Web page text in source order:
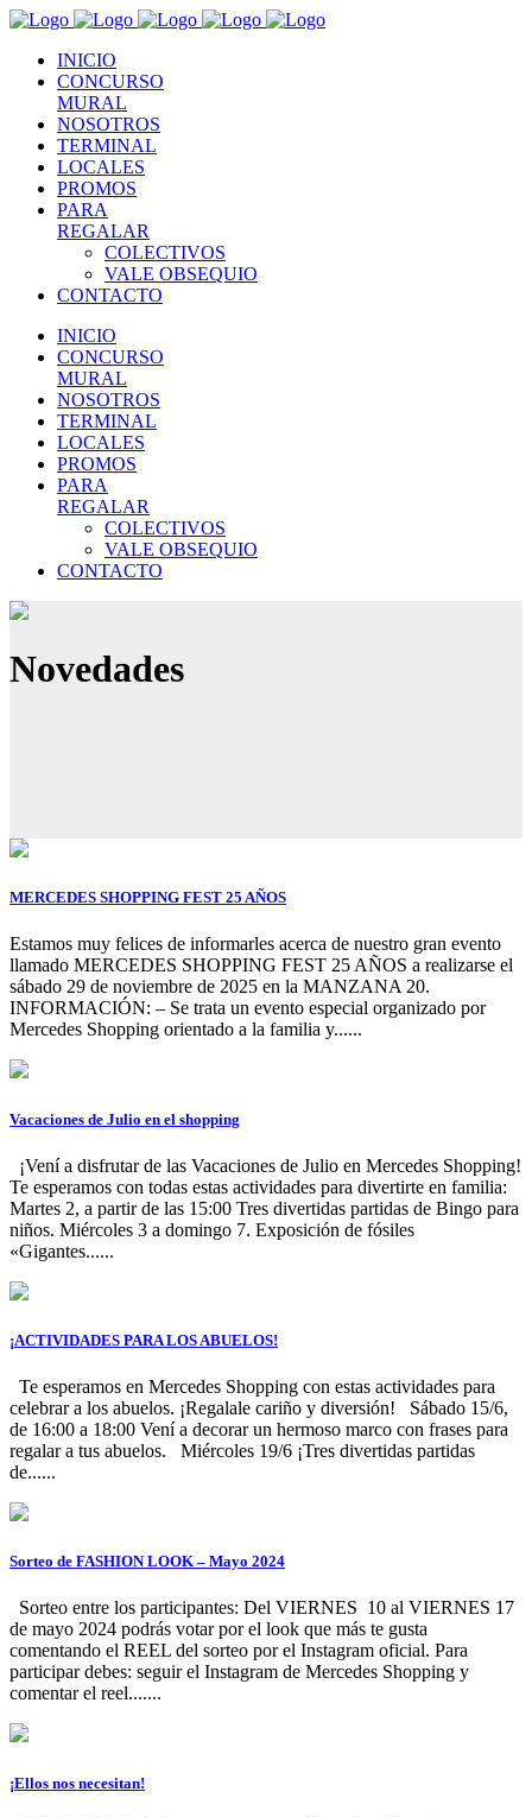
INICIO
CONCURSO
MURAL
NOSOTROS
TERMINAL
LOCALES
PROMOS
PARA
REGALAR
COLECTIVOS
VALE OBSEQUIO
CONTACTO
INICIO
CONCURSO
MURAL
NOSOTROS
TERMINAL
LOCALES
PROMOS
PARA
REGALAR
COLECTIVOS
VALE OBSEQUIO
CONTACTO
Novedades
MERCEDES SHOPPING FEST 25 AÑOS
Estamos muy felices de informarles acerca de nuestro gran evento
llamado MERCEDES SHOPPING FEST 25 AÑOS a realizarse el
sábado 29 de noviembre de 2025 en la MANZANA 20.
INFORMACIÓN: – Se trata un evento especial organizado por
Mercedes Shopping orientado a la familia y......
Vacaciones de Julio en el shopping
¡Vení a disfrutar de las Vacaciones de Julio en Mercedes Shopping!
Te esperamos con todas estas actividades para divertirte en familia:
Martes 2, a partir de las 15:00 Tres divertidas partidas de Bingo para
niños. Miércoles 3 a domingo 7. Exposición de fósiles
«Gigantes......
¡ACTIVIDADES PARA LOS ABUELOS!
Te esperamos en Mercedes Shopping con estas actividades para
celebrar a los abuelos. ¡Regalale cariño y diversión! Sábado 15/6,
de 16:00 a 18:00 Vení a decorar un hermoso marco con frases para
regalar a tus abuelos. Miércoles 19/6 ¡Tres divertidas partidas
de......
Sorteo de FASHION LOOK – Mayo 2024
Sorteo entre los participantes: Del VIERNES 10 al VIERNES 17
de mayo 2024 podrás votar por el look que más te gusta
comentando el REEL del sorteo por el Instagram oficial. Para
participar debes: seguir el Instagram de Mercedes Shopping y
comentar el reel.......
¡Ellos nos necesitan!